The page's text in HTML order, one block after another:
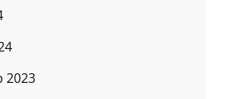
2023